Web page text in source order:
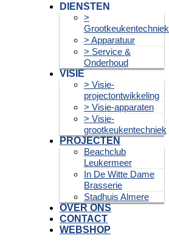
DIENSTEN
>
Grootkeukentechniek
> Apparatuur
> Service &
Onderhoud
VISIE
> Visie-
projectontwikkeling
> Visie-apparaten
> Visie-
grootkeukentechniek
PROJECTEN
Beachclub
Leukermeer
In De Witte Dame
Brasserie
Stadhuis Almere
OVER ONS
CONTACT
WEBSHOP